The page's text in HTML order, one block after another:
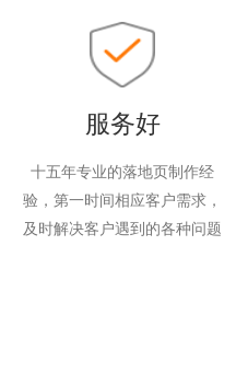
服务好
十五年专业的落地页制作经
验，第一时间相应客户需求，
及时解决客户遇到的各种问题